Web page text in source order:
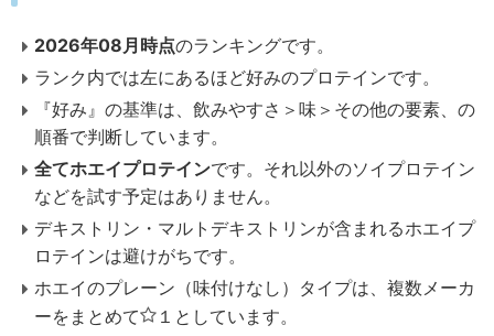
2026年08月時点のランキングです。
ランク内では左にあるほど好みのプロテインです。
『好み』の基準は、飲みやすさ＞味＞その他の要素、の
順番で判断しています。
全てホエイプロテインです。それ以外のソイプロテイン
などを試す予定はありません。
デキストリン・マルトデキストリンが含まれるホエイプ
ロテインは避けがちです。
ホエイのプレーン（味付けなし）タイプは、複数メーカ
ーをまとめて
１ としています。